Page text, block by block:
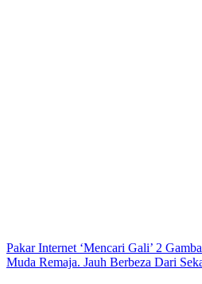
Post
navigation
Pakar Internet ‘Mencari Gali’ 2
Muda Remaja. Jauh Berbeza Dari